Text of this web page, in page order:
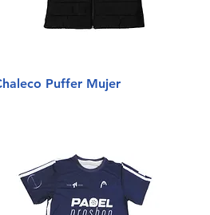
Puffer Mujer